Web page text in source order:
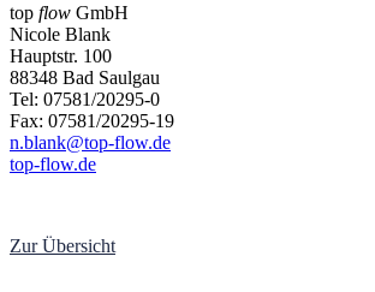
top flow GmbH
Nicole Blank
Hauptstr. 100
88348 Bad Saulgau
Tel: 07581/20295-0
Fax: 07581/20295-19
n.blank@top-flow.de
top-flow.de
Zur Übersicht